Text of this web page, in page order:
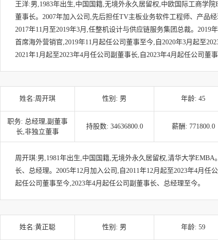
王洋:男,1983年出生,中国国籍,无境外永久居留权,中欧国际工商学
董事长。2007年加入公司,先后担任TV主板业务软件工程师、产品
2017年11月至2019年3月,任整机设计与供应链服务集团总裁。2019
首席海外营销官,2019年11月起任公司董事至今,自2020年3月起至
2021年1月起至2023年4月任公司副董事长,自2023年4月起任公司董
姓名:周开琪 性别: 男 年龄: 45
职务: 总经理,副董事
长,非独立董事
持股数: 34636800.0 薪酬: 771800.0
周开琪:男,1981年出生,中国国籍,无境外永久居留权,清华大学EMBA
长、总经理。2005年12月加入公司,自2011年12月起至2023年4月任
起任公司董事至今,2023年4月起任公司副董事长、总经理至今。
姓名:黄正聪 性别: 男 年龄: 59